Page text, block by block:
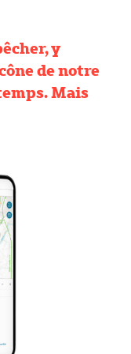
y
de notre
Mais